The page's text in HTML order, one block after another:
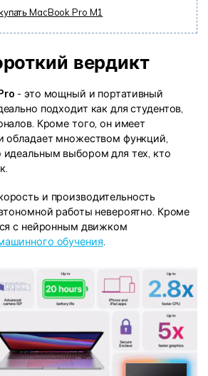
MacBook Pro M1
вердикт
- это мощный и портативный
подходит как для студентов,
Кроме того, он имеет
обладает множеством функций,
идеальным выбором для тех, кто
и производительность
работы невероятно. Кроме
с нейронным движком
обучения.